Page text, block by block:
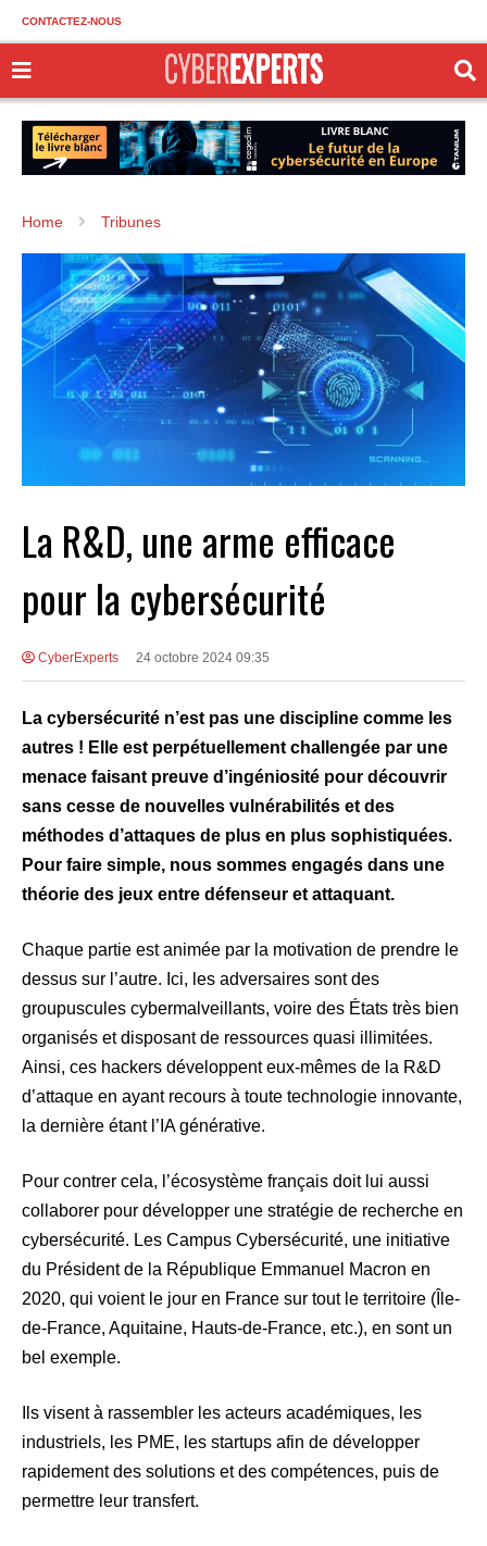
CONTACTEZ-NOUS
Home Tribunes
La R&D, une arme efficace
pour la cybersécurité
CyberExperts 24 octobre 2024 09:35
La cybersécurité n’est pas une discipline comme les
autres ! Elle est perpétuellement challengée par une
menace faisant preuve d’ingéniosité pour découvrir
sans cesse de nouvelles vulnérabilités et des
méthodes d’attaques de plus en plus sophistiquées.
Pour faire simple, nous sommes engagés dans une
théorie des jeux entre défenseur et attaquant.
Chaque partie est animée par la motivation de prendre le
dessus sur l’autre. Ici, les adversaires sont des
groupuscules cybermalveillants, voire des États très bien
organisés et disposant de ressources quasi illimitées.
Ainsi, ces hackers développent eux-mêmes de la R&D
d’attaque en ayant recours à toute technologie innovante,
la dernière étant l’IA générative.
Pour contrer cela, l’écosystème français doit lui aussi
collaborer pour développer une stratégie de recherche en
cybersécurité. Les Campus Cybersécurité, une initiative
du Président de la République Emmanuel Macron en
2020, qui voient le jour en France sur tout le territoire (Île-
de-France, Aquitaine, Hauts-de-France, etc.), en sont un
bel exemple.
Ils visent à rassembler les acteurs académiques, les
industriels, les PME, les startups afin de développer
rapidement des solutions et des compétences, puis de
permettre leur transfert.